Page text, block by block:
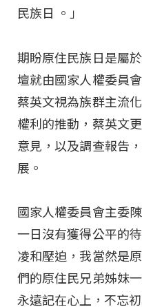
民族日 。」
期盼原住民族日是屬
壇就由國家人權委員
蔡英文視為族群主流
權利的推動，蔡英文
意見，以及調查報告
展。
國家人權委員會主委
一日沒有獲得公平的
凌和壓迫，我當然是
們的原住民兄弟姊妹
永遠記在心上，不忘初